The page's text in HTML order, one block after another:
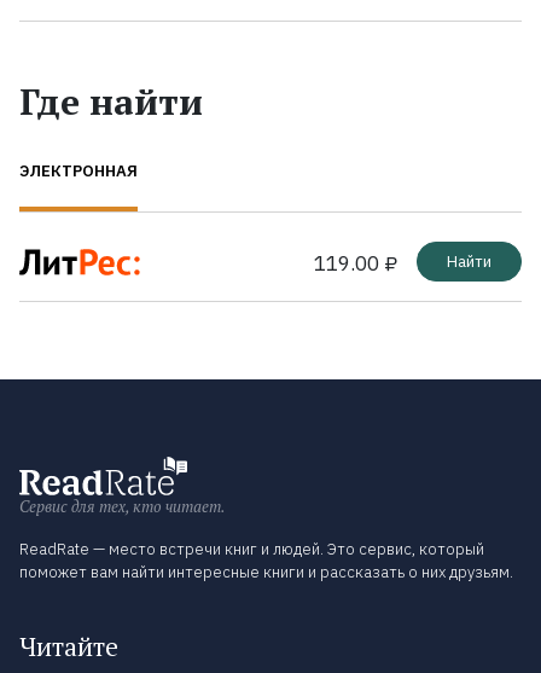
Где найти
ЭЛЕКТРОННАЯ
119.00 ₽ Найти
Сервис для тех, кто читает.
ReadRate — место встречи книг и людей. Это сервис, который
поможет вам найти интересные книги и рассказать о них друзьям.
Читайте